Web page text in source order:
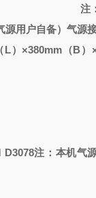
注：其他尺
源用户自备）气源
）×380mm（B）
D3078注：本机气